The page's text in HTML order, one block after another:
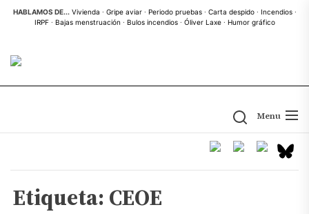
Skip
content
HABLAMOS DE... Vivienda · Gripe aviar· Periodo pruebas· Carta despido· Incendios·
IRPF· Bajas menstruación · Bulos incendios· Óliver Laxe· Humor gráfico
Menu
Etiqueta: CEOE